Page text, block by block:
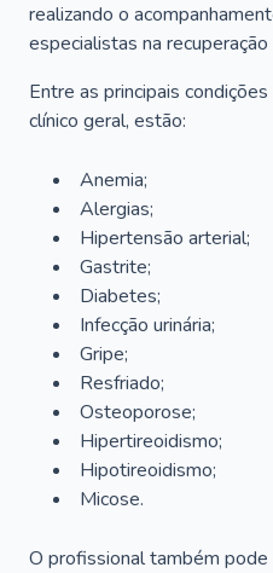
realizando o
especialistas na
Entre as principais
clínico geral, estão:
Anemia;
Alergias;
Hipertensão arterial;
Gastrite;
Diabetes;
Infecção urinária;
Gripe;
Resfriado;
Osteoporose;
Hipertireoidismo;
Hipotireoidismo;
Micose.
O profissional também pode